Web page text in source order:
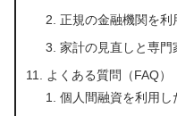
正規の金融機関を利
家計の見直しと専門
よくある質問（FAQ）
個人間融資を利用し